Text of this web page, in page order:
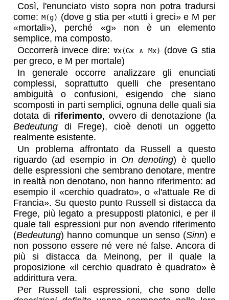
Così, l'enunciato visto sopra non potra tradursi
come: M(g) (dove g stia per «tutti i greci» e M per
«mortali»), perché «g» non è un elemento
semplice, ma composto.
Occorrerà invece dire:∀x(Gx ∧ Mx)
(dove G stia
per greco, e M per mortale)
In generale occorre analizzare gli enunciati
complessi, soprattutto quelli che presentano
ambiguità o confusioni, esigendo che siano
scomposti in parti semplici, ognuna delle quali sia
dotata di riferimento, ovvero di denotazione (la
Bedeutung di Frege), cioè denoti un oggetto
realmente esistente.
Un problema affrontato da Russell a questo
riguardo (ad esempio in On denoting) è quello
delle espressioni che sembrano denotare, mentre
in realtà non denotano, non hanno riferimento: ad
esempio il «cerchio quadrato», o «l'attuale Re di
Francia». Su questo punto Russell si distacca da
Frege, più legato a presupposti platonici, e per il
quale tali espressioni pur non avendo riferimento
(Bedeutung) hanno comunque un senso (Sinn) e
non possono essere né vere né false. Ancora di
più si distacca da Meinong, per il quale la
proposizione «il cerchio quadrato è quadrato» è
addirittura vera.
Per Russell tali espressioni, che sono delle